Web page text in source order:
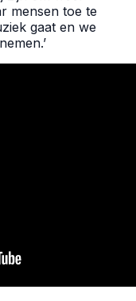
mensen toe te
gaat en we